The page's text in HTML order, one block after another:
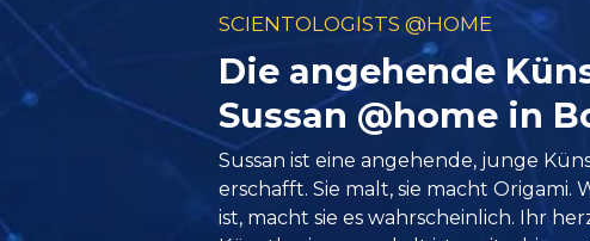
SCIENTOLOGISTS @HOME
Die angehende
Sussan @home in
Sussan ist eine angehende, junge
erschafft. Sie malt, sie macht Origami.
ist, macht sie es wahrscheinlich. Ihr